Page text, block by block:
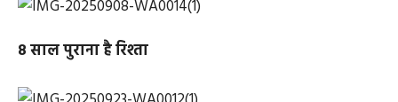
8 साल पुराना है रिश्ता